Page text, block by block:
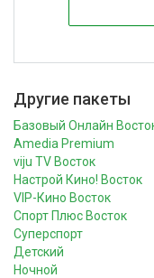
Другие пакеты
Базовый Онлайн
Amedia Premium
viju TV Восток
Настрой Кино! Восток
VIP-Кино Восток
Спорт Плюс Восток
Суперспорт
Детский
Ночной